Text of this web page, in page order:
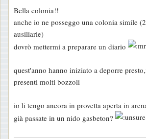
s
s
a
g
i
o
Bella colonia!!
anche io ne posseggo una colonia simile
ausiliarie)
dovrò mettermi a preparare un diario
quest'anno hanno iniziato a deporre
presenti molti bozzoli
io li tengo ancora in provetta aperta in
già passate in un nido gasbeton?